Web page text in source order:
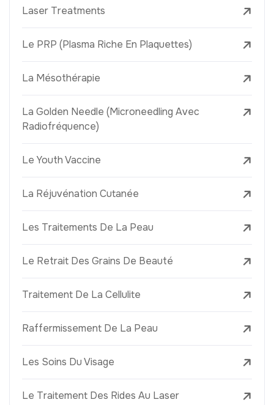
Laser Treatments
Le PRP (Plasma Riche En Plaquettes)
La Mésothérapie
La Golden Needle (Microneedling Avec
Radiofréquence)
Le Youth Vaccine
La Réjuvénation Cutanée
Les Traitements De La Peau
Le Retrait Des Grains De Beauté
Traitement De La Cellulite
Raffermissement De La Peau
Les Soins Du Visage
Le Traitement Des Rides Au Laser